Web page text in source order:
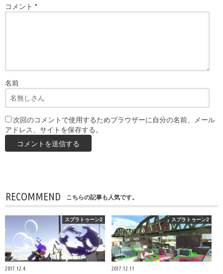
コメント *
名前
次回のコメントで使用するためブラウザーに自分の名前、メール
アドレス、サイトを保存する。
RECOMMEND こちらの記事も人気です。
スプラトゥーン2
2017.12.4
スプラトゥーン2
2017.12.11